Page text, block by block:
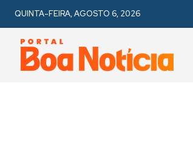
QUINTA-FEIRA, AGOSTO 6, 2026